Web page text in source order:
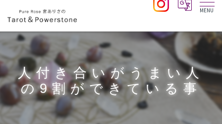
人付き合いがうまい人
の9割ができている事